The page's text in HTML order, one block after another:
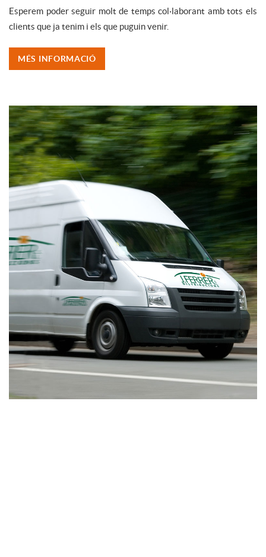
Esperem poder seguir molt de temps col·laborant amb tots els
clients que ja tenim i els que puguin venir.
MÉS INFORMACIÓ